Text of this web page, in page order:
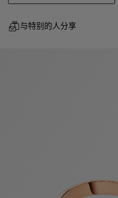
与特别的人分享